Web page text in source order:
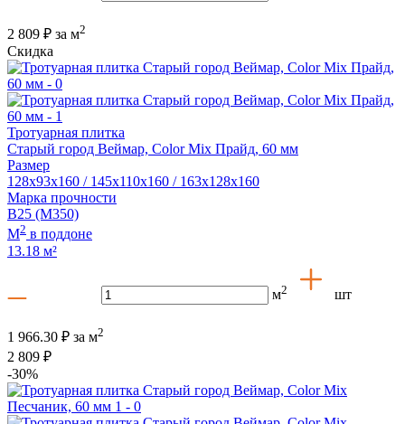
2 809 ₽ за м2
Скидка
Тротуарная плитка
Старый город Веймар, Color Mix Прайд, 60 мм
Размер
128x93x160 / 145x110x160 / 163x128x160
Марка прочности
В25 (М350)
М2 в поддоне
13.18 м²
м2 шт
1 966.30 ₽ за м2
2 809 ₽
-30%